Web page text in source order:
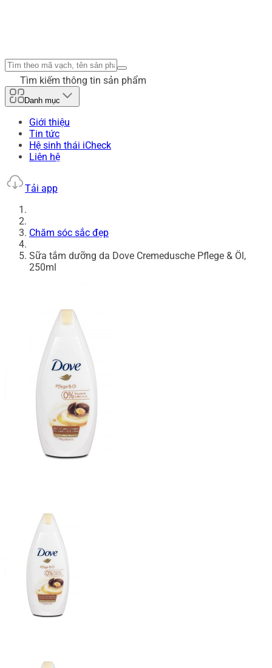
Tìm kiếm thông tin sản phẩm
Danh mục
Giới thiệu
Tin tức
Hệ sinh thái iCheck
Liên hệ
Tải app
Chăm sóc sắc đẹp
Sữa tắm dưỡng da Dove Cremedusche Pflege & Öl,
250ml